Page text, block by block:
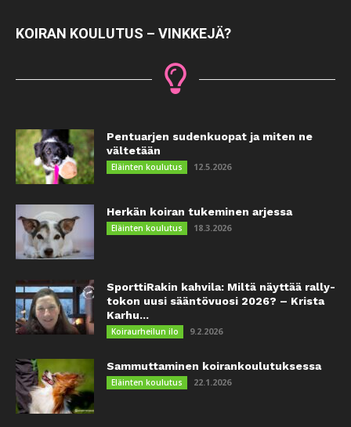
KOIRAN KOULUTUS – VINKKEJÄ?
Pentuarjen sudenkuopat ja miten ne
vältetään
Eläinten koulutus 12.5.2026
Herkän koiran tukeminen arjessa
Eläinten koulutus 18.3.2026
SporttiRakin kahvila: Miltä näyttää rally-
tokon uusi sääntövuosi 2026? – Krista
Karhu...
Koiraurheilun ilo 9.2.2026
Sammuttaminen koirankoulutuksessa
Eläinten koulutus 22.1.2026